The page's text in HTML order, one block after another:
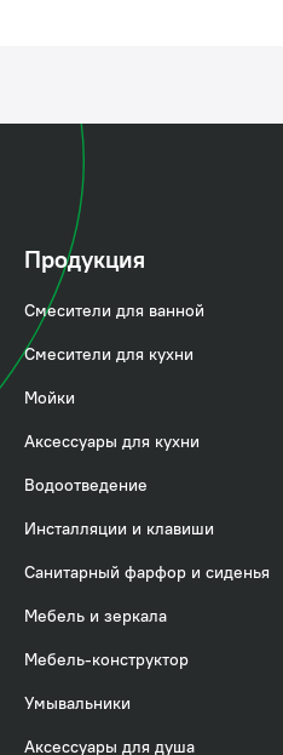
Продукция
Смесители для ванной
Смесители для кухни
Мойки
Аксессуары для кухни
Водоотведение
Инсталляции и клавиши
Санитарный фарфор и сиденья
Мебель и зеркала
Мебель-конструктор
Умывальники
Аксессуары для душа